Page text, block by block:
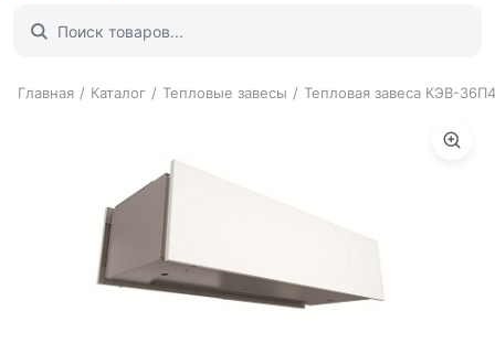
Главная / Каталог / Тепловые завесы / Тепловая завеса КЭВ-